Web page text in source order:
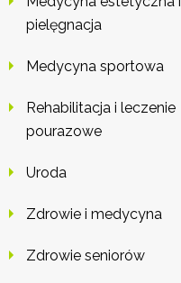
pielęgnacja
Medycyna sportowa
Rehabilitacja i leczenie
pourazowe
Uroda
Zdrowie i medycyna
Zdrowie seniorów